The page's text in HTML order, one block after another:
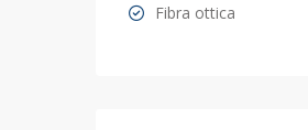
Fibra ottica